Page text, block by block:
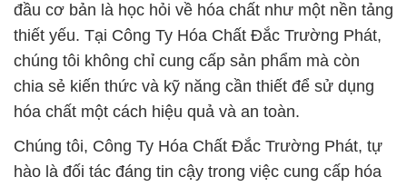
đầu cơ bản là học hỏi về hóa chất như một nền tảng
thiết yếu. Tại Công Ty Hóa Chất Đắc Trường Phát,
chúng tôi không chỉ cung cấp sản phẩm mà còn
chia sẻ kiến thức và kỹ năng cần thiết để sử dụng
hóa chất một cách hiệu quả và an toàn.
Chúng tôi, Công Ty Hóa Chất Đắc Trường Phát, tự
hào là đối tác đáng tin cậy trong việc cung cấp hóa